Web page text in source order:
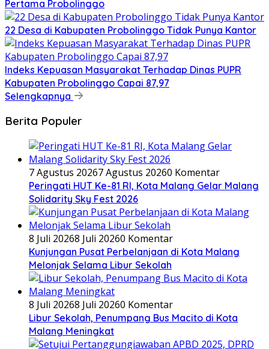
Pertama Probolinggo
22 Desa di Kabupaten Probolinggo Tidak Punya Kantor
Indeks Kepuasan Masyarakat Terhadap Dinas PUPR
Kabupaten Probolinggo Capai 87,97
Selengkapnya
Berita Populer
7 Agustus 20267 Agustus 20260 Komentar
Peringati HUT Ke-81 RI, Kota Malang Gelar Malang
Solidarity Sky Fest 2026
8 Juli 20268 Juli 20260 Komentar
Kunjungan Pusat Perbelanjaan di Kota Malang
Melonjak Selama Libur Sekolah
8 Juli 20268 Juli 20260 Komentar
Libur Sekolah, Penumpang Bus Macito di Kota
Malang Meningkat